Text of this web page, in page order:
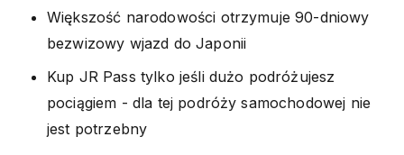
Większość narodowości otrzymuje 90-dniowy
bezwizowy wjazd do Japonii
Kup JR Pass tylko jeśli dużo podróżujesz
pociągiem - dla tej podróży samochodowej nie
jest potrzebny